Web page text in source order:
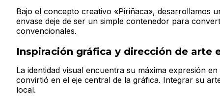
Bajo el concepto creativo «Piriñaca», desarrollamos
envase deje de ser un simple contenedor para
convencionales.
Inspiración gráfica y dirección de arte
La identidad visual encuentra su máxima expresión
convirtió en el eje central de la gráfica. Integrar su
local.